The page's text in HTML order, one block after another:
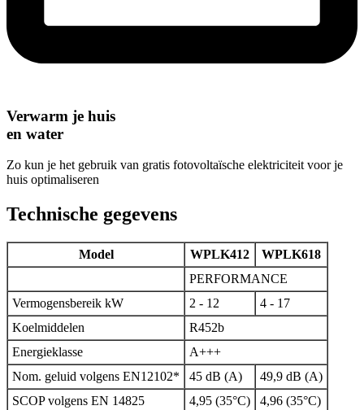
Verwarm je huis
en water
Zo kun je het gebruik van gratis fotovoltaïsche elektriciteit voor je
huis optimaliseren
Technische gegevens
Model WPLK412
WPLK618
PERFORMANCE
Vermogensbereik kW
2 - 12
4 - 17
Koelmiddelen
R452b
Energieklasse
A+++
Nom. geluid volgens EN12102*
45 dB (A)
49,9 dB (A)
SCOP volgens EN 14825
4,95 (35°C) 4,96 (35°C)